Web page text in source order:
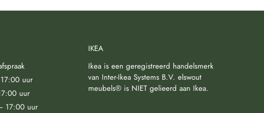
uur
uur
17:00 uur
IKEA
Ikea is een geregistreerd handelsmerk
van Inter-Ikea Systems B.V. elswout
meubels® is NIET gelieerd aan Ikea.